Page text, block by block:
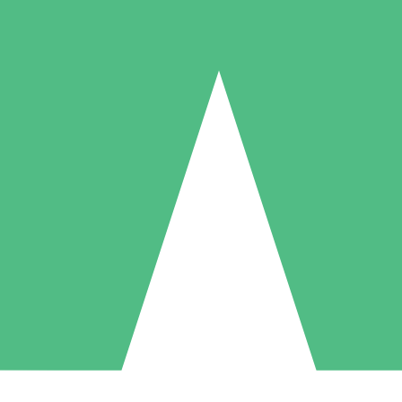
Individuelle Credit-Pakete
nach Bedarf mit Download-Credits. Keine monatliche Verpflichtung